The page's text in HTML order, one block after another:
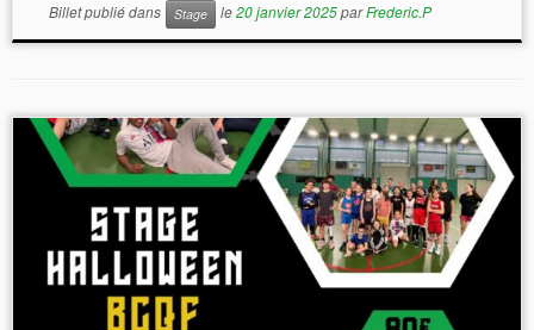
Billet publié dans Stage le20 janvier 2025parFrederic.P